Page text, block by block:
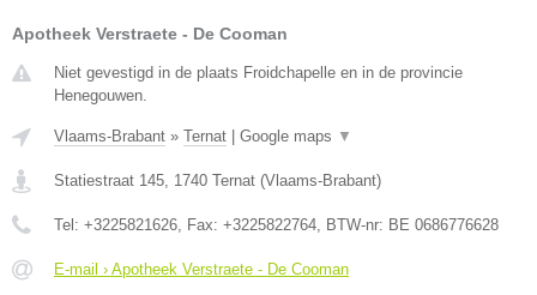
Apotheek Verstraete - De Cooman
Niet gevestigd in de plaats Froidchapelle en in de provincie
Henegouwen.
Vlaams-Brabant » Ternat Google maps ▼
Statiestraat 145, 1740 Ternat (Vlaams-Brabant)
Tel: +3225821626, Fax: +3225822764, BTW-nr: BE 0686776628
E-mail › Apotheek Verstraete - De Cooman